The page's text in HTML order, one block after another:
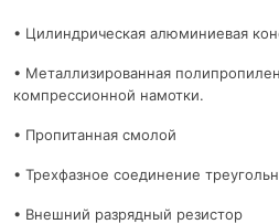
• Цилиндрическая алюминиевая
• Металлизированная
компрессионной намотки.
• Пропитанная смолой
• Трехфазное соединение
• Внешний разрядный резистор